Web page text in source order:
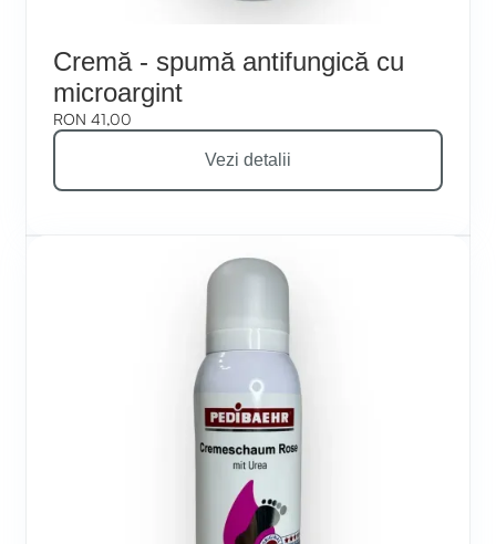
Cremă - spumă antifungică cu
microargint
RON 41,00
Vezi detalii